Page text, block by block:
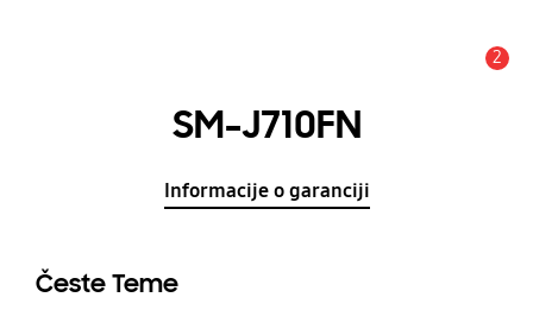
2
SM-J710FN
Informacije o garanciji
Česte Teme